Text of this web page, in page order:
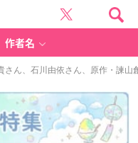
作者名
さん、石川由依さん、原作・諫山